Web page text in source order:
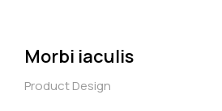
Morbi iaculis
Product Design